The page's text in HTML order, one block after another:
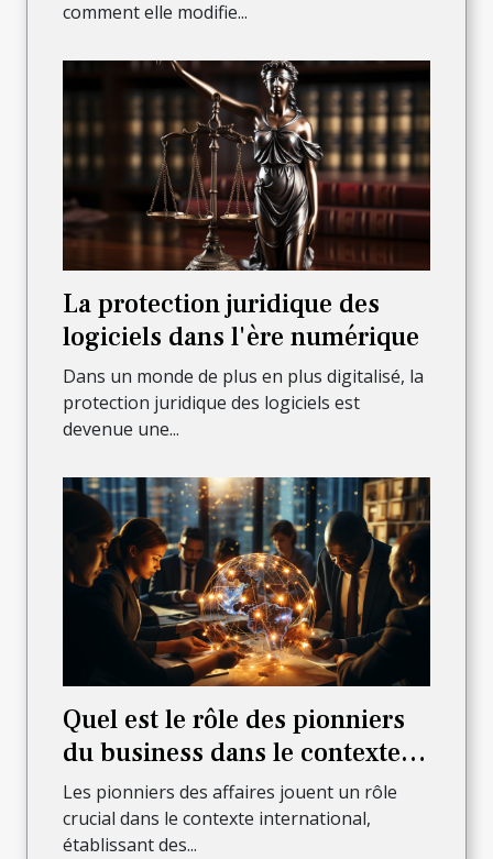
comment elle modifie...
La protection juridique des
logiciels dans l'ère numérique
Dans un monde de plus en plus digitalisé, la
protection juridique des logiciels est
devenue une...
Quel est le rôle des pionniers
du business dans le contexte
international?
Les pionniers des affaires jouent un rôle
crucial dans le contexte international,
établissant des...